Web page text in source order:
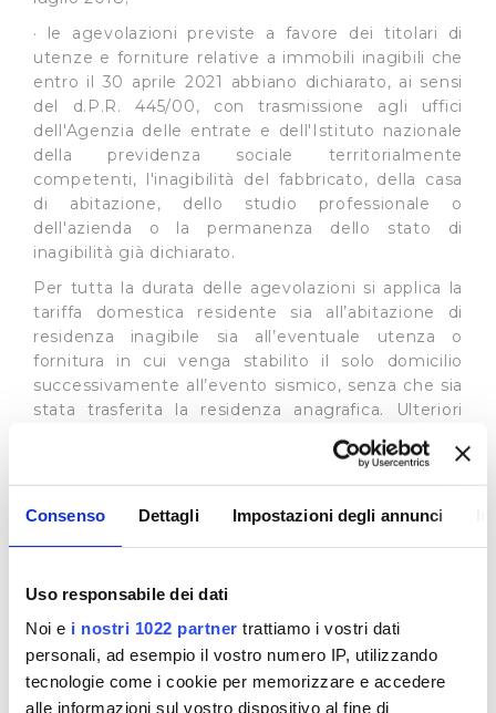
Consenso Dettagli Impostazioni degli annunci
Uso responsabile dei dati
Noi e i nostri 1022 partner trattiamo i vostri dati
personali, ad esempio il vostro numero IP, utilizzando
tecnologie come i cookie per memorizzare e accedere
alle informazioni sul vostro dispositivo al fine di
· le agevolazioni previste a favore dei titolari di
utenze e forniture relative a immobili inagibili che
entro il 30 aprile 2021 abbiano dichiarato, ai sensi
del d.P.R. 445/00, con trasmissione agli uffici
dell'Agenzia delle entrate e dell'Istituto nazionale
della previdenza sociale territorialmente
competenti, l'inagibilità del fabbricato, della casa
di abitazione, dello studio professionale o
dell'azienda o la permanenza dello stato di
inagibilità già dichiarato.
Per tutta la durata delle agevolazioni si applica la
tariffa domestica residente sia all’abitazione di
residenza inagibile sia all’eventuale utenza o
fornitura in cui venga stabilito il solo domicilio
successivamente all’evento sismico, senza che sia
stata trasferita la residenza anagrafica. Ulteriori
dettagli sono disponibili alla seguente pagina sul
Gli utenti già intestatari di un’utenza idrica con
tariffa uso domestico residente in uno dei Comuni
richiesta ai consueticanali
uso domestico residente anche nell’abitazione in
cui hanno trasferito successivamente il proprio
domicilio.